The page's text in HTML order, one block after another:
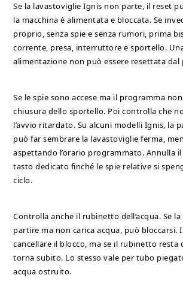
Se la lavastoviglie Ignis non parte, il reset
la macchina è alimentata e bloccata. Se
proprio, senza spie e senza rumori, prima
corrente, presa, interruttore e sportello.
alimentazione non può essere resettata dal
Se le spie sono accese ma il programma
chiusura dello sportello. Poi controlla che
l’avvio ritardato. Su alcuni modelli Ignis, la
può far sembrare la lavastoviglie ferma,
aspettando l’orario programmato. Annulla
tasto dedicato finché le spie relative si
ciclo.
Controlla anche il rubinetto dell’acqua. Se
partire ma non carica acqua, può bloccarsi.
cancellare il blocco, ma se il rubinetto resta
torna subito. Lo stesso vale per tubo
acqua ostruito.